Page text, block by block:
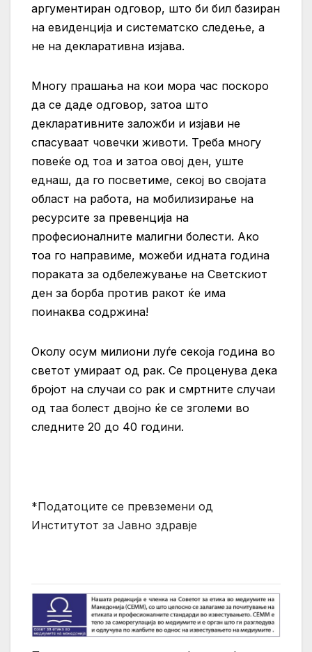
аргументиран одговор, што би бил базиран
на евиденција и систематско следење, а
не на декларативна изјава.
Многу прашања на кои мора час поскоро
да се даде одговор, затоа што
декларативните заложби и изјави не
спасуваат човечки животи. Треба многу
повеќе од тоа и затоа овој ден, уште
еднаш, да го посветиме, секој во својата
област на работа, на мобилизирање на
ресурсите за превенција на
професионалните малигни болести. Ако
тоа го направиме, можеби идната година
пораката за одбележување на Светскиот
ден за борба против ракот ќе има
поинаква содржина!
Околу осум милиони луѓе секоја година во
светот умираат од рак. Се проценува дека
бројот на случаи со рак и смртните случаи
од таа болест двојно ќе се зголеми во
следните 20 до 40 години.
*Податоците се превземени од
Институтот за Јавно здравје